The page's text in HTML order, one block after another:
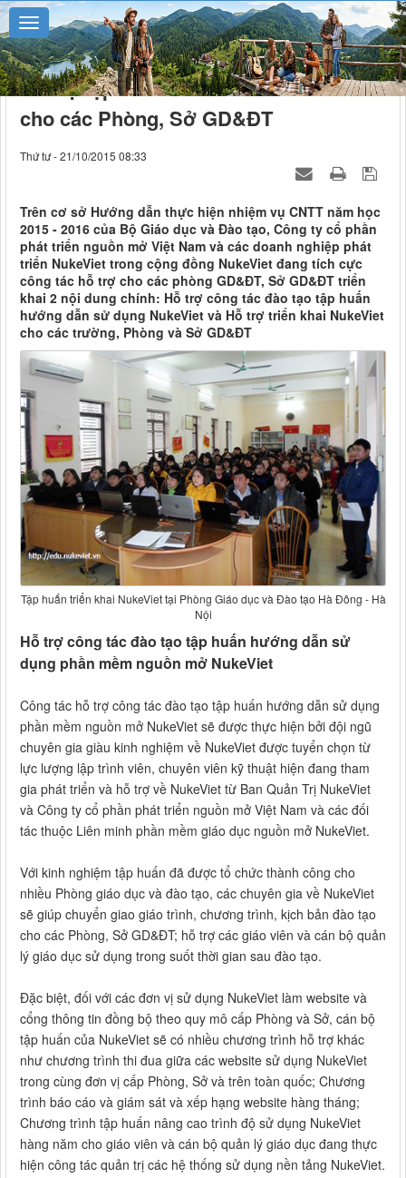
Hỗ trợ tập huấn và triển khai NukeViet
cho các Phòng, Sở GD&ĐT
Thứ tư - 21/10/2015 08:33
Trên cơ sở Hướng dẫn thực hiện nhiệm vụ CNTT năm học
2015 - 2016 của Bộ Giáo dục và Đào tạo, Công ty cổ phần
phát triển nguồn mở Việt Nam và các doanh nghiệp phát
triển NukeViet trong cộng đồng NukeViet đang tích cực
công tác hỗ trợ cho các phòng GD&ĐT, Sở GD&ĐT triển
khai 2 nội dung chính: Hỗ trợ công tác đào tạo tập huấn
hướng dẫn sử dụng NukeViet và Hỗ trợ triển khai NukeViet
cho các trường, Phòng và Sở GD&ĐT
Tập huấn triển khai NukeViet tại Phòng Giáo dục và Đào tạo Hà Đông - Hà
Nội
Hỗ trợ công tác đào tạo tập huấn hướng dẫn sử
dụng phần mềm nguồn mở NukeViet
Công tác hỗ trợ công tác đào tạo tập huấn hướng dẫn sử dụng
phần mềm nguồn mở NukeViet sẽ được thực hiện bởi đội ngũ
chuyên gia giàu kinh nghiệm về NukeViet được tuyển chọn từ
lực lượng lập trình viên, chuyên viên kỹ thuật hiện đang tham
gia phát triển và hỗ trợ về NukeViet từ Ban Quản Trị NukeViet
và Công ty cổ phần phát triển nguồn mở Việt Nam và các đối
tác thuộc Liên minh phần mềm giáo dục nguồn mở NukeViet.
Với kinh nghiệm tập huấn đã được tổ chức thành công cho
nhiều Phòng giáo dục và đào tạo, các chuyên gia về NukeViet
sẽ giúp chuyển giao giáo trình, chương trình, kịch bản đào tạo
cho các Phòng, Sở GD&ĐT; hỗ trợ các giáo viên và cán bộ quản
lý giáo dục sử dụng trong suốt thời gian sau đào tạo.
Đặc biệt, đối với các đơn vị sử dụng NukeViet làm website và
cổng thông tin đồng bộ theo quy mô cấp Phòng và Sở, cán bộ
tập huấn của NukeViet sẽ có nhiều chương trình hỗ trợ khác
như chương trình thi đua giữa các website sử dụng NukeViet
trong cùng đơn vị cấp Phòng, Sở và trên toàn quốc; Chương
trình báo cáo và giám sát và xếp hạng website hàng tháng;
Chương trình tập huấn nâng cao trình độ sử dụng NukeViet
hàng năm cho giáo viên và cán bộ quản lý giáo dục đang thực
hiện công tác quản trị các hệ thống sử dụng nền tảng NukeViet.